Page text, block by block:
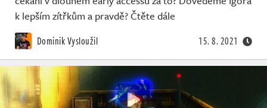
Živě
k lepším zítřkům a pravdě? Čtěte dále
Dominik Vysloužil 15. 8. 2021